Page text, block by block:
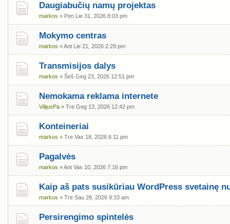
Daugiabučių namų projektas
markos » Pen Lie 31, 2026 8:03 pm
Mokymo centras
markos » Ant Lie 21, 2026 2:29 pm
Transmisijos dalys
markos » Šeš Geg 23, 2026 12:51 pm
Nemokama reklama internete
VilijusPa » Tre Geg 13, 2026 12:42 pm
Konteineriai
markos » Tre Vas 18, 2026 6:11 pm
Pagalvės
markos » Ant Vas 10, 2026 7:16 pm
Kaip aš pats susikūriau WordPress svetainę
markos » Tre Sau 28, 2026 9:33 am
Persirengimo spintelės